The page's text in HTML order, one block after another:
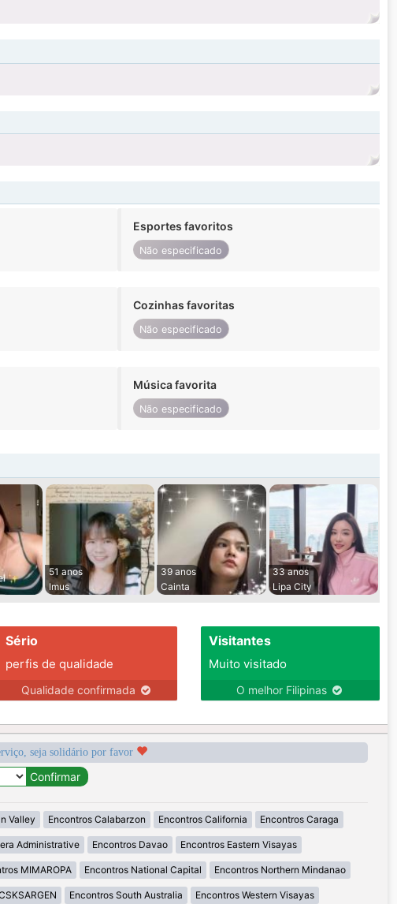
Esportes favoritos
Não especificado
Cozinhas favoritas
Não especificado
Música favorita
Não especificado
51 anos
Imus
39 anos
Cainta
33 anos
Lipa City
Sério
perfis de qualidade
Qualidade confirmada
Visitantes
Muito visitado
O melhor Filipinas
seja solidário por favor
Valley Encontros Calabarzon Encontros California Encontros Caraga
Administrative Encontros Davao Encontros Eastern Visayas
MIMAROPA Encontros National Capital Encontros Northern Mindanao
Encontros South Australia Encontros Western Visayas